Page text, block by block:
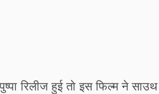
रिलीज हुई तो इस फिल्म ने साउथ